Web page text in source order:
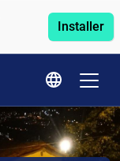
Installer